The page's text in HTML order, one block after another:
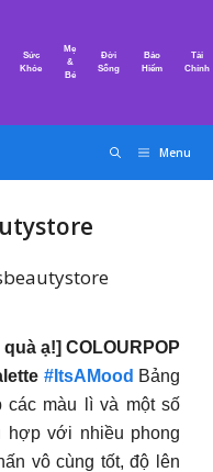
Sức
Khỏe
Mẹ
&
Bé
Đời
Sống
Bảo
Hiểm
Tài
Chính
Menu
ạ!] COLOURPOP
#ItsAMood Bảng
màu lì và một số
hợp với nhiều phong
vô cùng tốt, độ lên